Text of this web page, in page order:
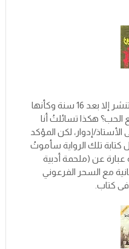
صدرت الرواية في عام 1964، ولم تنشر إلا بعد 16 سنة وكأنها
هكذا تسائلتُ أنا
إدوار، لكن المؤكد
كتابة تلك الرواية سأموتُ
عبارة عن (ملحمة أدبية
مع السحر الفرعوني
فى كتاب.